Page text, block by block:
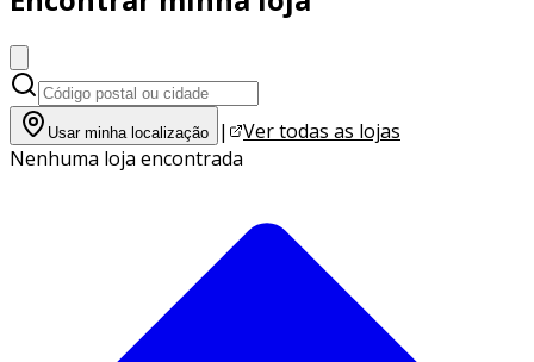
Usar minha localização |
Ver todas as lojas
Nenhuma loja encontrada